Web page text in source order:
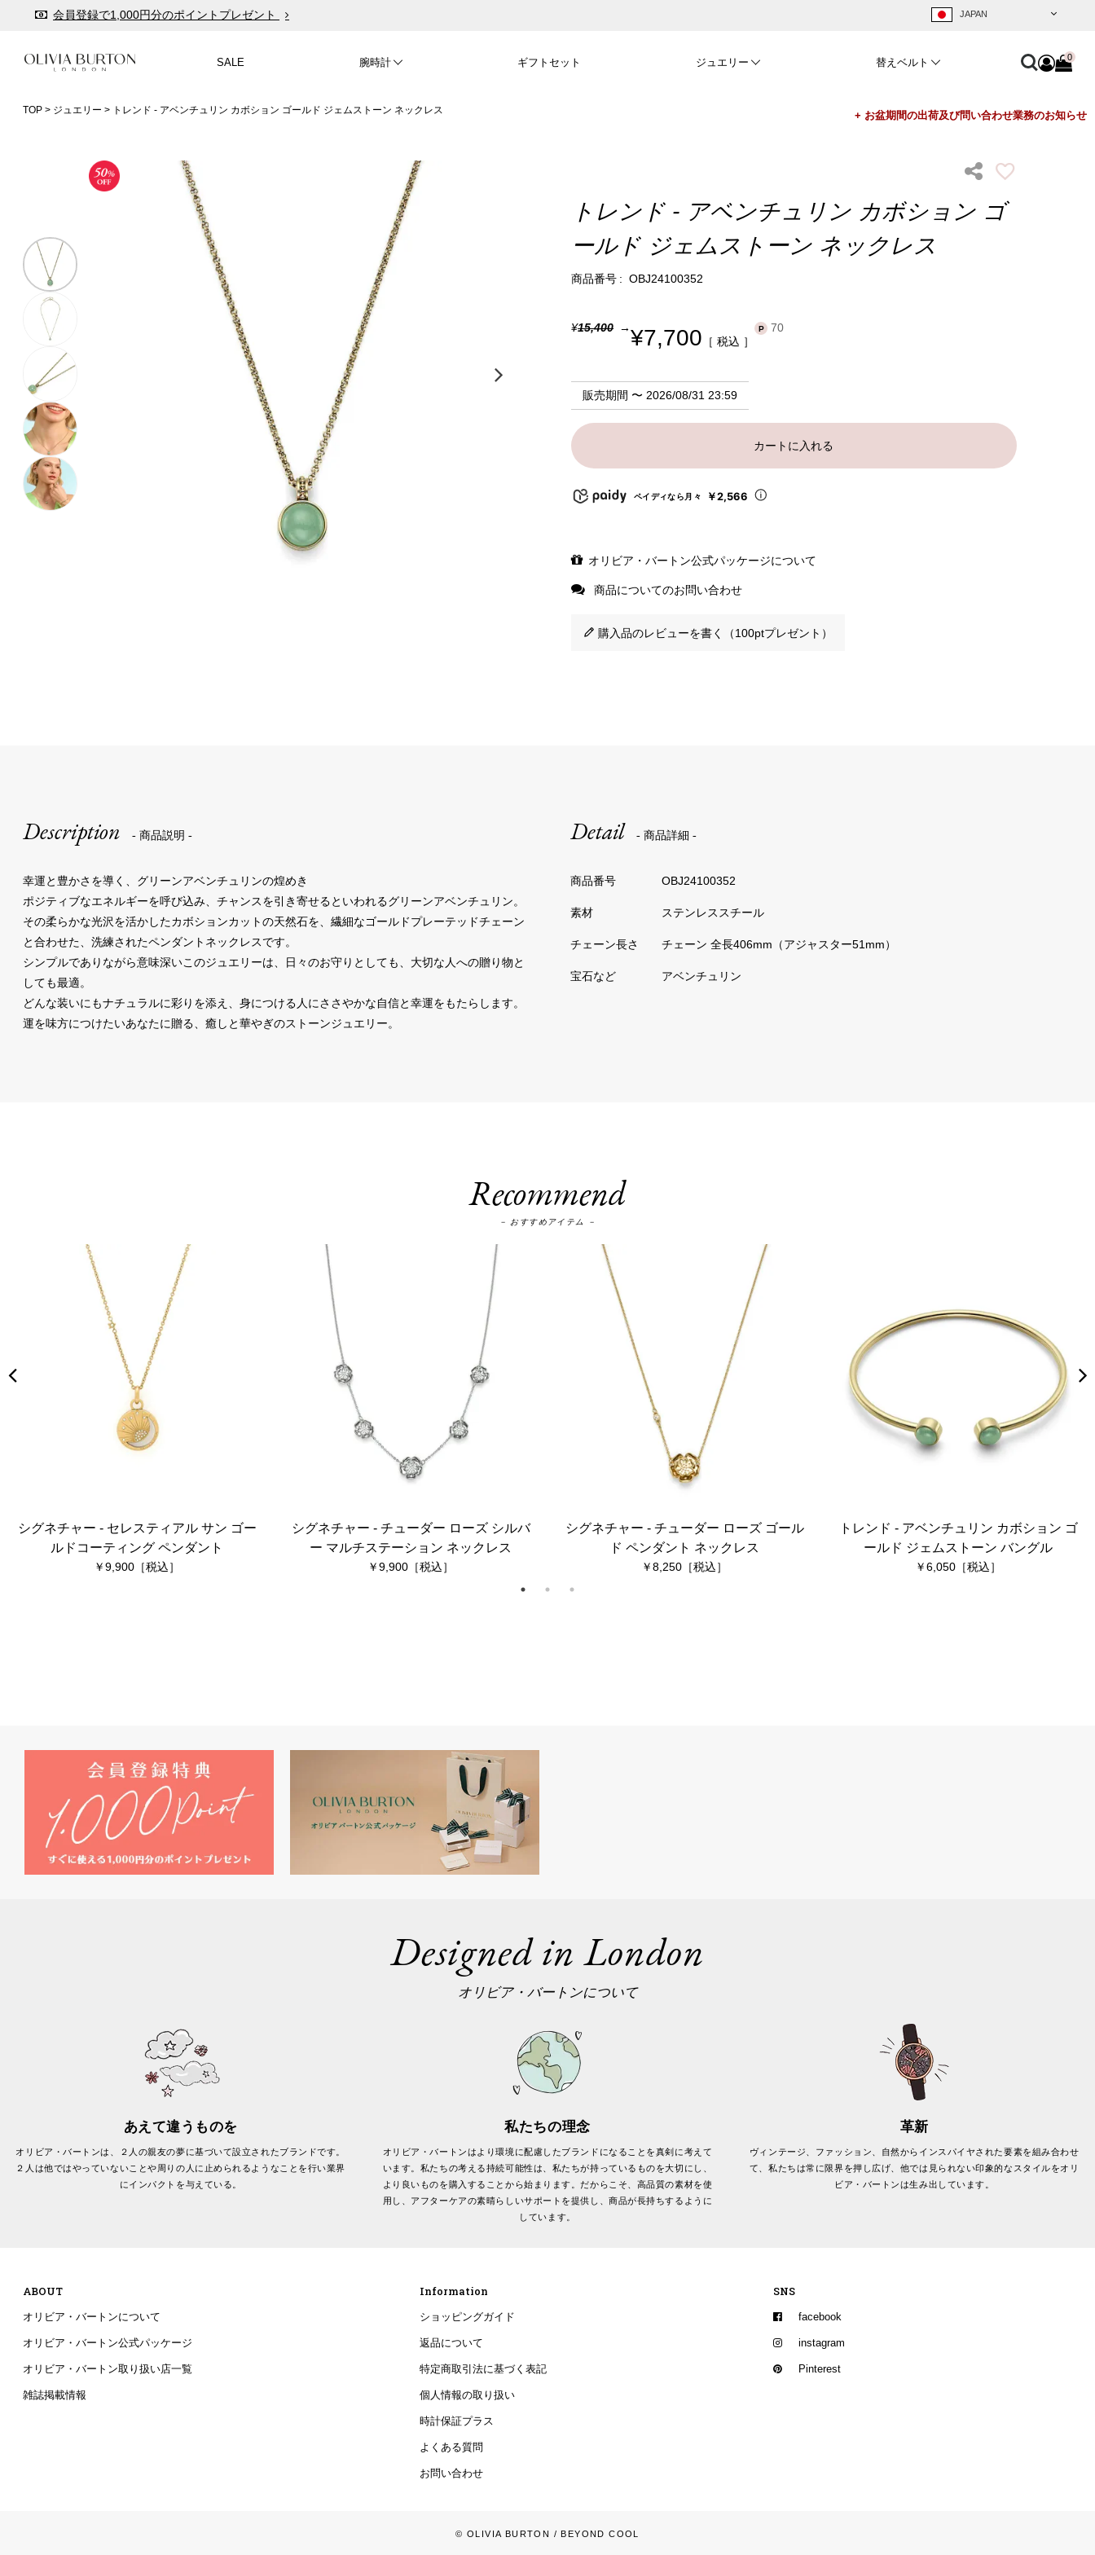
会員登録で1,000円分のポイントプレゼント
税込16,500円以上で送料無料
公式パッケージでお届け
SALE 腕時計 ギフトセット ジュエリー 替えベルト 0
TOP ジュエリー トレンド - アベンチュリン カボション ゴールド ジェムストーン ネックレス
トレンド - アベンチュリン カボション ゴ
ールド ジェムストーン ネックレス
商品番号 OBJ24100352
¥15,400 ¥7,700 税込
70
販売期間 〜 2026/08/31 23:59
カートに入れる
ペイディなら月々 ￥2,566
オリビア・バートン公式パッケージについて
商品についてのお問い合わせ
購入品のレビューを書く（100ptプレゼント）
Description - 商品説明 -
幸運と豊かさを導く、グリーンアベンチュリンの煌めき
ポジティブなエネルギーを呼び込み、チャンスを引き寄せるといわれるグリーンアベンチュリン。
その柔らかな光沢を活かしたカボションカットの天然石を、繊細なゴールドプレーテッドチェーン
と合わせた、洗練されたペンダントネックレスです。
シンプルでありながら意味深いこのジュエリーは、日々のお守りとしても、大切な人への贈り物と
しても最適。
どんな装いにもナチュラルに彩りを添え、身につける人にささやかな自信と幸運をもたらします。
運を味方につけたいあなたに贈る、癒しと華やぎのストーンジュエリー。
Detail - 商品詳細 -
OBJ24100352
ステンレススチール
チェーン 全長406mm（アジャスター51mm）
アベンチュリン
Recommend
－ おすすめアイテム －
シグネチャー - セレスティアル サン ゴー
ルドコーティング ペンダント
9,900
シグネチャー - チューダー ローズ シルバ
ー マルチステーション ネックレス
9,900
シグネチャー - チューダー ローズ ゴール
ド ペンダント ネックレス
8,250
トレンド - アベンチュリン カボション ゴ
ールド ジェムストーン バングル
6,050
Designed in London
オリビア・バートンについて
あえて違うものを
オリビア・バートンは、２人の親友の夢に基づいて設立されたブランドです。
２人は他ではやっていないことや周りの人に止められるようなことを行い業界
にインパクトを与えている。
私たちの理念
オリビア・バートンはより環境に配慮したブランドになることを真剣に考えて
います。私たちの考える持続可能性は、私たちが持っているものを大切にし、
より良いものを購入することから始まります。だからこそ、高品質の素材を使
用し、アフターケアの素晴らしいサポートを提供し、商品が長持ちするように
しています。
革新
ヴィンテージ、ファッション、自然からインスパイヤされた要素を組み合わせ
て、私たちは常に限界を押し広げ、他では見られない印象的なスタイルをオリ
ビア・バートンは生み出しています。
ABOUT
オリビア・バートンについて
オリビア・バートン公式パッケージ
オリビア・バートン取り扱い店一覧
雑誌掲載情報
Information
ショッピングガイド
返品について
特定商取引法に基づく表記
個人情報の取り扱い
時計保証プラス
よくある質問
お問い合わせ
SNS
facebook
instagram
Pinterest
© OLIVIA BURTON / BEYOND COOL